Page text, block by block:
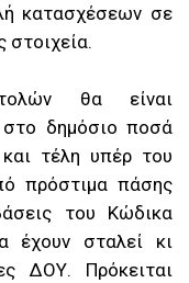
κατασχέσεων σε
στοιχεία.
θα είναι
δημόσιο ποσά
τέλη υπέρ του
πρόστιμα πάσης
του Κώδικα
έχουν σταλεί κι
ΔΟΥ. Πρόκειται